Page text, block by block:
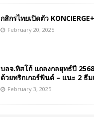
กสิกรไทยเปิดตัว KONCIERGE+
February 20, 2025
บลจ.ทิสโก้ แถลงกลยุทธ์ปี
ด้วยทริกเกอร์ฟันด์ – แนะ 2 ธี
February 3, 2025